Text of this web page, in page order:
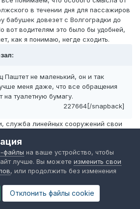
в течении дня для пассажиров
бабушек довезет с Волгоградки до
вот водителям это было бы удобней,
как я понимаю, негде сходить.
не маленький, он и так
меня даже, что все обращения
туалетную бумагу.
227664[/snapback]
служба линейных сооружений свои
слишком уж все сложно
14 сентября, 2008
файлы на ваше устройство, чтобы
лучше. Вы можете изменить свои
, или продолжить без изменения
Отклонить файлы сookie